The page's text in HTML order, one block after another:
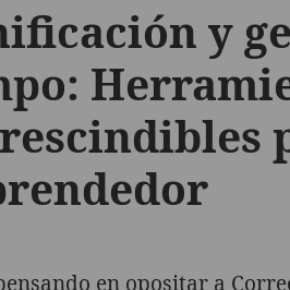
y
en opositar a